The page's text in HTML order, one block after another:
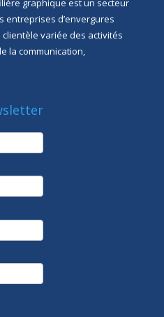
graphique est un secteur
entreprises d’envergures
variée des activités
la communication,